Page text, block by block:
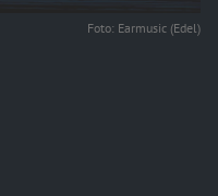
Foto: Earmusic (Edel)